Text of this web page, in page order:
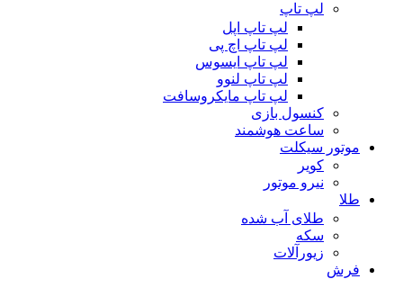
لپ تاپ
لپ تاپ اپل
لپ تاپ اچ پی
لپ تاپ ایسوس
لپ تاپ لنوو
لپ تاپ مایکروسافت
کنسول بازی
ساعت هوشمند
موتور سیکلت
کویر
نیرو موتور
طلا
طلای آب شده
سکه
زیورآلات
فرش